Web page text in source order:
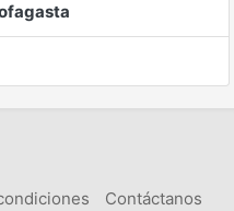
Contáctanos